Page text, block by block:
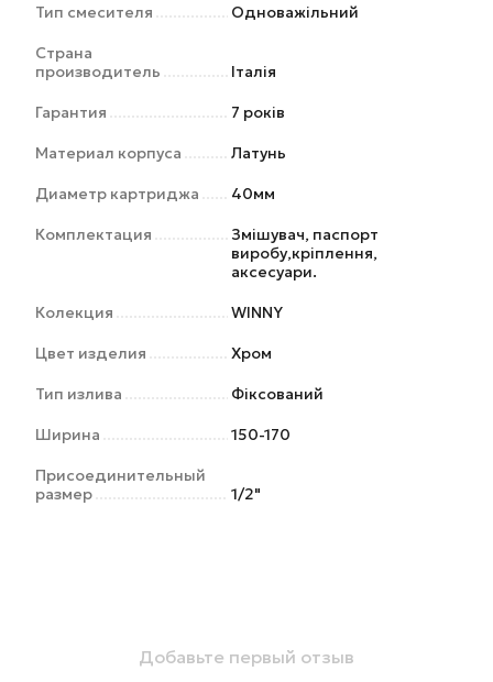
Тип смесителя Одноважільний
Страна
производитель
Італія
Гарантия 7 років
Материал корпуса Латунь
Диаметр картриджа 40мм
Комплектация
Змішувач, паспорт
виробу,кріплення,
аксесуари.
Колекция WINNY
Цвет изделия Хром
Тип излива Фіксований
Ширина 150-170
Присоединительный
размер
1/2"
Добавьте первый отзыв